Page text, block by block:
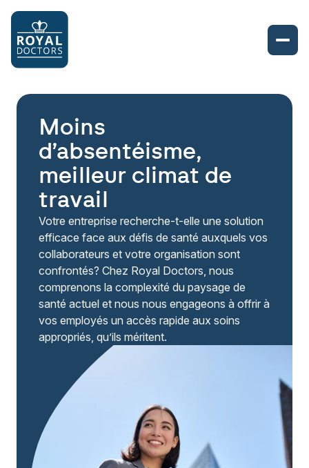
Moins
d’absentéisme,
meilleur climat de
travail
Votre entreprise recherche-t-elle une solution
efficace face aux défis de santé auxquels vos
collaborateurs et votre organisation sont
confrontés? Chez Royal Doctors, nous
comprenons la complexité du paysage de
santé actuel et nous nous engageons à offrir à
vos employés un accès rapide aux soins
appropriés, qu’ils méritent.